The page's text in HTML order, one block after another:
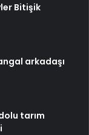
Bitişik
arkadaşı
tarım